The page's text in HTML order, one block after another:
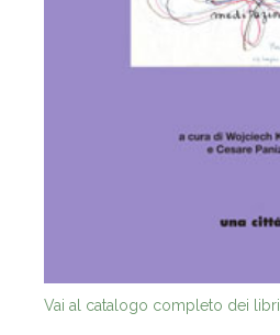
Vai al catalogo completo dei libri